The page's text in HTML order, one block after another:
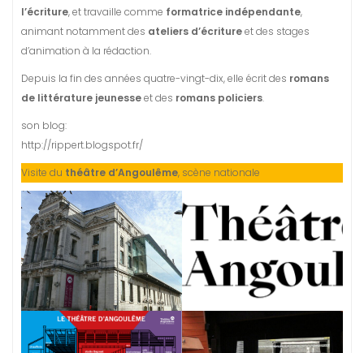
l’écriture, et travaille comme formatrice indépendante,
animant notamment des ateliers d’écritureet des stages
d’animation à la rédaction.
Depuis la fin des années quatre-vingt-dix, elle écrit des romans
de littérature jeunesseet des romans policiers.
son blog:
http://rippert.blogspot.fr/
Visite du théâtre d’Angoulême, scène nationale